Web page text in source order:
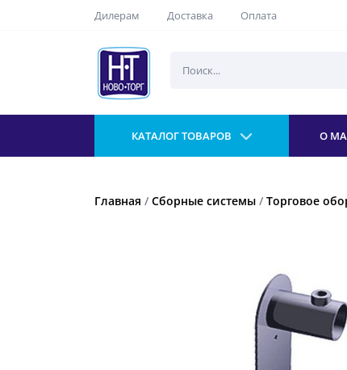
Дилерам Доставка Оплата
КАТАЛОГ ТОВАРОВ О
Главная / Сборные системы / Торговое